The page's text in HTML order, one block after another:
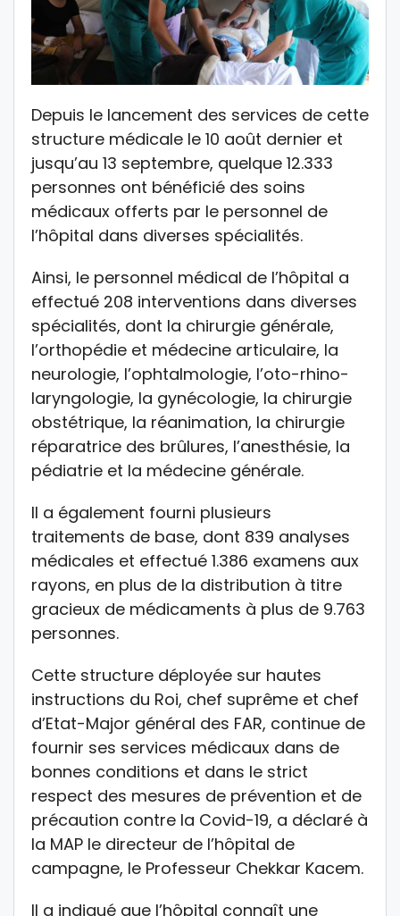
Depuis le lancement des services de cette
structure médicale le 10 août dernier et
jusqu’au 13 septembre, quelque 12.333
personnes ont bénéficié des soins
médicaux offerts par le personnel de
l’hôpital dans diverses spécialités.
Ainsi, le personnel médical de l’hôpital a
effectué 208 interventions dans diverses
spécialités, dont la chirurgie générale,
l’orthopédie et médecine articulaire, la
neurologie, l’ophtalmologie, l’oto-rhino-
laryngologie, la gynécologie, la chirurgie
obstétrique, la réanimation, la chirurgie
réparatrice des brûlures, l’anesthésie, la
pédiatrie et la médecine générale.
Il a également fourni plusieurs
traitements de base, dont 839 analyses
médicales et effectué 1.386 examens aux
rayons, en plus de la distribution à titre
gracieux de médicaments à plus de 9.763
personnes.
Cette structure déployée sur hautes
instructions du Roi, chef suprême et chef
d’Etat-Major général des FAR, continue de
fournir ses services médicaux dans de
bonnes conditions et dans le strict
respect des mesures de prévention et de
précaution contre la Covid-19, a déclaré à
la MAP le directeur de l’hôpital de
campagne, le Professeur Chekkar Kacem.
Il a indiqué que l’hôpital connaît une